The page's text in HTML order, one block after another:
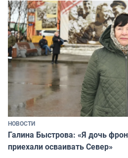
НОВОСТИ
Галина Быстрова: «Я дочь
приехали осваивать Север»